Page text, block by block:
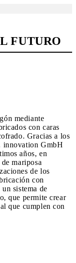
FUTURO
mediante
con caras
Gracias a los
innovation GmbH
años, en
mariposa
de los
con
sistema de
que permite crear
que cumplen con